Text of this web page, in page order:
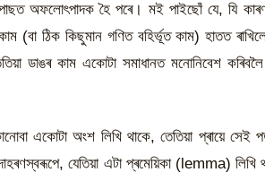
পাছত অফলোৎপাদক হৈ পৰে। মই পাইছোঁ যে, যি
(বা ঠিক কিছুমান গণিত বহিৰ্ভূত কাম) হাতত
ডাঙৰ কাম একোটা সমাধানত মনোনিবেশ
একোটা অংশ লিখি থাকে, তেতিয়া প্ৰায়ে
যেতিয়া এটা প্ৰমেয়িকা (lemma)